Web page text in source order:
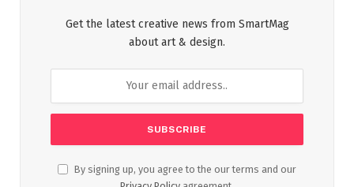
Get the latest creative news from SmartMag
about art & design.
By signing up, you agree to the our terms and our